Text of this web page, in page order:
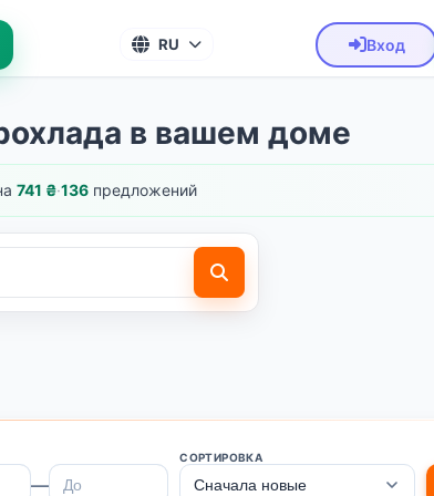
RU Вход
в вашем доме
741 ₴·136 предложений
—
СОРТИРОВКА